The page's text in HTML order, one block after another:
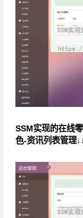
SSM实现的在线
色-资讯列表管理↓↓